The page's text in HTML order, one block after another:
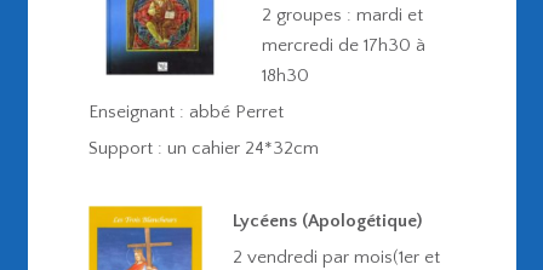
2 groupes : mardi et
mercredi de 17h30 à
18h30
Enseignant : abbé Perret
Support : un cahier 24*32cm
Lycéens (Apologétique)
2 vendredi par mois(1er et